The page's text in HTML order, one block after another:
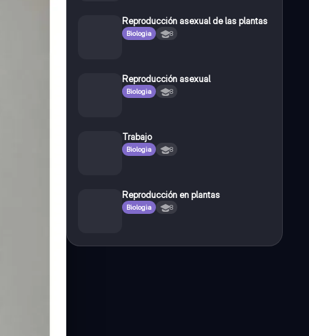
Reproducción asexual de las plantas
Biologia 8
Reproducción asexual
Biologia 8
Trabajo
Biologia 8
Reproducción en plantas
Biologia 8